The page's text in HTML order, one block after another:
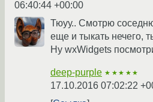
06:40:44 +00:00
Тюуу.. Смотрю
еще и тыкать нечего,
Ну wxWidgets
deep-purple ★★★★★
17.10.2016 07:02:22